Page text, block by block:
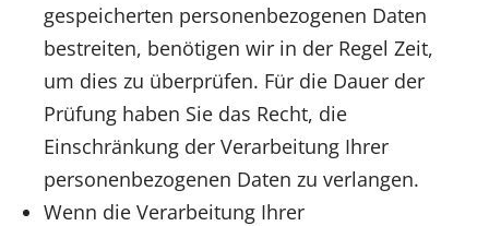
gespeicherten personenbezogenen Daten
bestreiten, benötigen wir in der Regel Zeit,
um dies zu überprüfen. Für die Dauer der
Prüfung haben Sie das Recht, die
Einschränkung der Verarbeitung Ihrer
personenbezogenen Daten zu verlangen.
Wenn die Verarbeitung Ihrer